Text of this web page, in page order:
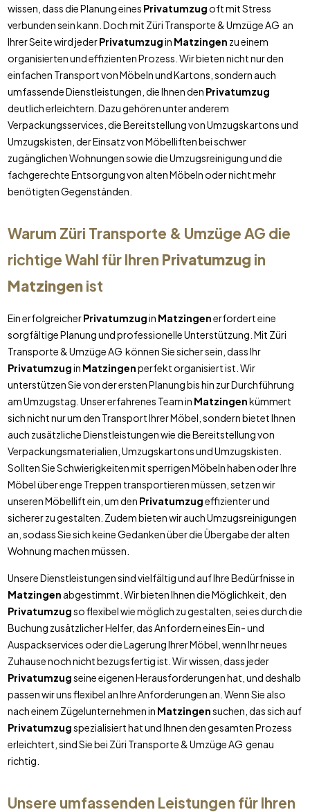
wissen, dass die Planung eines Privatumzugoft mit Stress
verbunden sein kann. Doch mit Züri Transporte & Umzüge AG an
Ihrer Seite wird jederPrivatumzugin Matzingen zu einem
organisierten und effizienten Prozess. Wir bieten nicht nur den
einfachen Transport von Möbeln und Kartons, sondern auch
umfassende Dienstleistungen, die Ihnen den Privatumzug
deutlich erleichtern. Dazu gehören unter anderem
Verpackungsservices, die Bereitstellung von Umzugskartons und
Umzugskisten, der Einsatz von Möbelliften bei schwer
zugänglichen Wohnungen sowie die Umzugsreinigung und die
fachgerechte Entsorgung von alten Möbeln oder nicht mehr
benötigten Gegenständen.
Warum Züri Transporte & Umzüge AG die
richtige Wahl für Ihren Privatumzug in
Matzingenist
Ein erfolgreicherPrivatumzugin Matzingenerfordert eine
sorgfältige Planung und professionelle Unterstützung. Mit Züri
Transporte & Umzüge AG können Sie sicher sein, dass Ihr
Privatumzugin Matzingenperfekt organisiert ist. Wir
unterstützen Sie von der ersten Planung bis hin zur Durchführung
am Umzugstag. Unser erfahrenes Team in Matzingenkümmert
sich nicht nur um den Transport Ihrer Möbel, sondern bietet Ihnen
auch zusätzliche Dienstleistungen wie die Bereitstellung von
Verpackungsmaterialien, Umzugskartons und Umzugskisten.
Sollten Sie Schwierigkeiten mit sperrigen Möbeln haben oder Ihre
Möbel über enge Treppen transportieren müssen, setzen wir
unseren Möbellift ein, um den Privatumzugeffizienter und
sicherer zu gestalten. Zudem bieten wir auch Umzugsreinigungen
an, sodass Sie sich keine Gedanken über die Übergabe der alten
Wohnung machen müssen.
Unsere Dienstleistungen sind vielfältig und auf Ihre Bedürfnisse in
Matzingen abgestimmt. Wir bieten Ihnen die Möglichkeit, den
Privatumzugso flexibel wie möglich zu gestalten, sei es durch die
Buchung zusätzlicher Helfer, das Anfordern eines Ein- und
Auspackservices oder die Lagerung Ihrer Möbel, wenn Ihr neues
Zuhause noch nicht bezugsfertig ist. Wir wissen, dass jeder
Privatumzugseine eigenen Herausforderungen hat, und deshalb
passen wir uns flexibel an Ihre Anforderungen an. Wenn Sie also
nach einem Zügelunternehmen in Matzingensuchen, das sich auf
Privatumzugspezialisiert hat und Ihnen den gesamten Prozess
erleichtert, sind Sie bei Züri Transporte & Umzüge AG genau
richtig.
Unsere umfassenden Leistungen für Ihren